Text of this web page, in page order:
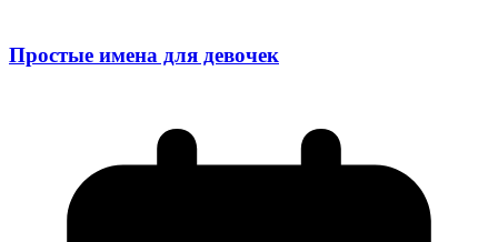
Простые имена для девочек